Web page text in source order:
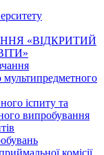
«ВІДКРИТИЙ
мультипредметного
іспиту та
випробування
комісії